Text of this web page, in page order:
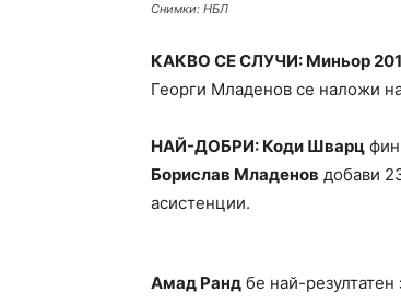
Снимки: НБЛ
КАКВО СЕ СЛУЧИ: Миньор
Георги Младенов се наложи
НАЙ-ДОБРИ: Коди Шварц
Борислав Младенов добави
асистенции.
Амад Ранд бе най-резултатен